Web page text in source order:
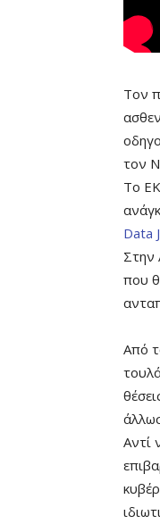
Τον
τον
Το
Data
Στην
που
Από
Αντί